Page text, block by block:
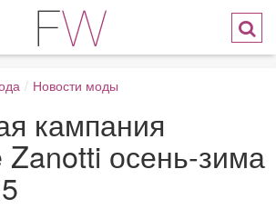
/ Новости моды
кампания
Zanotti осень-зима